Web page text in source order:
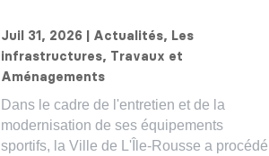
Juil 31, 2026 Actualités, Les
infrastructures,
Travaux et
Aménagements
Dans le cadre de l'entretien et de la
modernisation de ses équipements
sportifs, la Ville de L'Île-Rousse a procédé